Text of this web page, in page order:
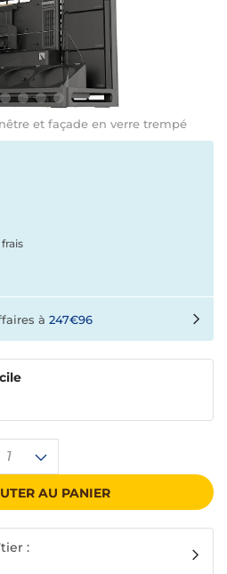
et façade en verre trempé
1
AU PANIER
à 247€96
: